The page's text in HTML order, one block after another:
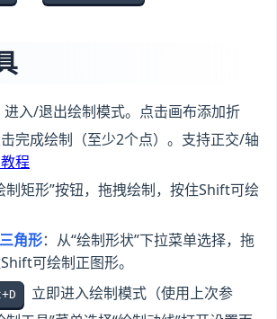
进入/退出绘制模式。点击画布添加折
完成绘制（至少2个点）。支持正交/轴
程
制矩形”按钮，拖拽绘制，按住Shift可绘
角形：从“绘制形状”下拉菜单选择，拖
可绘制正图形。
立即进入绘制模式（使用上次参